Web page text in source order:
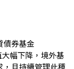
債券基金
幅下降，境外基
且持續管理此種